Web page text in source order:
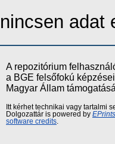
nincsen adat
A repozitórium
a BGE felsőfokú
Magyar Állam
Itt kérhet technikai vagy tartalmi
Dolgozattár is powered by
software credits